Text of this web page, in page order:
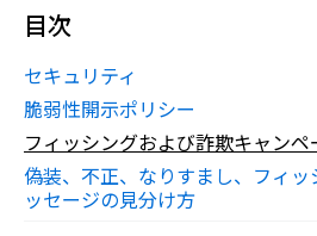
目次
セキュリティ
脆弱性開示ポリシー
フィッシングおよび詐欺キャンペ
偽装、不正、なりすまし、フィッ
ッセージの見分け方